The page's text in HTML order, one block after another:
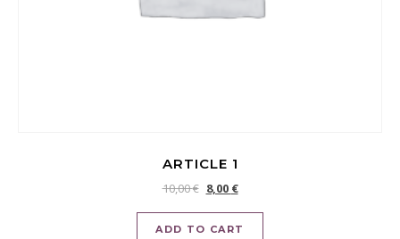
ARTICLE 1
10,00€ 8,00 €
ADD TO CART